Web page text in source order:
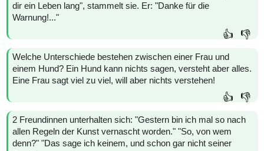
dir ein Leben lang", stammelt sie. Er: "Danke für die
Warnung!..."
👍 👎
Welche Unterschiede bestehen zwischen einer Frau und
einem Hund? Ein Hund kann nichts sagen, versteht aber alles.
Eine Frau sagt viel zu viel, will aber nichts verstehen!
👍 👎
2 Freundinnen unterhalten sich: "Gestern bin ich mal so nach
allen Regeln der Kunst vernascht worden." "So, von wem
denn?" "Das sage ich keinem, und schon gar nicht seiner